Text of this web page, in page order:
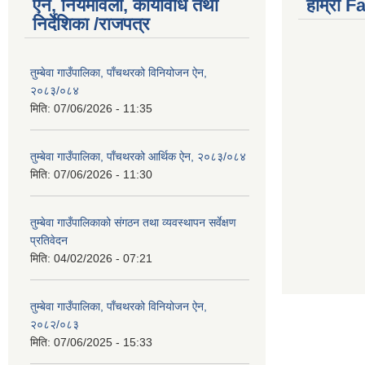
ऐन, नियमावली, कार्यविधि तथा
निर्देशिका /राजपत्र
तुम्बेवा गाउँपालिका, पाँचथरको विनियोजन ऐन,
२०८३/०८४
मिति: 07/06/2026 - 11:35
तुम्बेवा गाउँपालिका, पाँचथरको आर्थिक ऐन, २०८३/०८४
मिति: 07/06/2026 - 11:30
तुम्बेवा गाउँपालिकाको संगठन तथा व्यवस्थापन सर्वेक्षण
प्रतिवेदन
मिति: 04/02/2026 - 07:21
तुम्बेवा गाउँपालिका, पाँचथरको विनियोजन ऐन,
२०८२/०८३
मिति: 07/06/2025 - 15:33
हाम्राे